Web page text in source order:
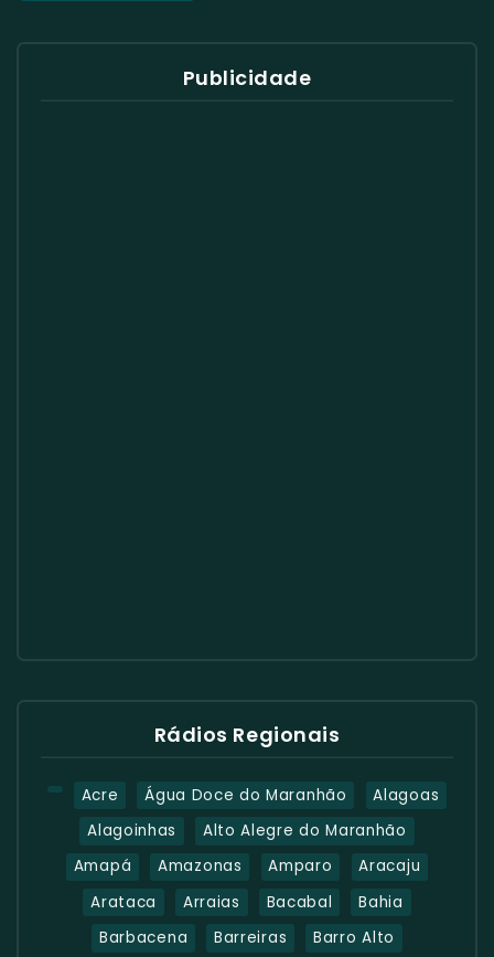
Publicidade
Rádios Regionais
Acre Água Doce do Maranhão
Alagoas
Alagoinhas
Alto Alegre do Maranhão
Amapá
Amazonas Amparo
Aracaju
Arataca
Arraias Bacabal
Bahia
Barbacena
Barreiras Barro Alto